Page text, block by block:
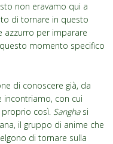
non eravamo qui a
di tornare in questo
azzurro per imparare
momento specifico
di conoscere già, da
incontriamo, con cui
così. Sanghasi
il gruppo di anime che
di tornare sulla